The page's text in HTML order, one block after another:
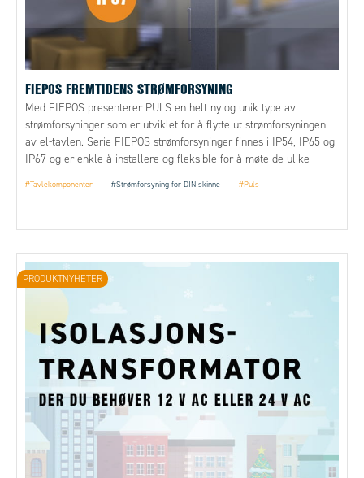
FIEPOS FREMTIDENS STRØMFORSYNING
Med FIEPOS presenterer PULS en helt ny og unik type av
strømforsyninger som er utviklet for å flytte ut strømforsyningen
av el-tavlen. Serie FIEPOS strømforsyninger finnes i IP54, IP65 og
IP67 og er enkle å installere og fleksible for å møte de ulike
#Tavlekomponenter #Strømforsyning for DIN-skinne #Puls
PRODUKTNYHETER